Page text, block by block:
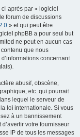
après par « logiciel
forum de discussions
» et qui peut être
phpBB a pour seul but
ne peut en aucun cas
que nous
concernant
abusif, obscène,
etc. qui pourrait
lequel le serveur de
loi internationale. Si vous
à un bannissement
votre fournisseur
IP de tous les messages